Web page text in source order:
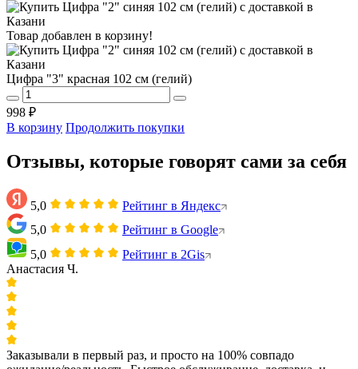
Товар добавлен в корзину!
Цифра "3" красная 102 см (гелий)
998 ₽
В корзину Продолжить покупки
Отзывы, которые говорят сами за себя
5,0
Рейтинг в Яндекс
5,0
Рейтинг в Google
5,0
Рейтинг в 2Gis
Анастасия Ч.
Заказывали в первый раз, и просто на 100% совпадо